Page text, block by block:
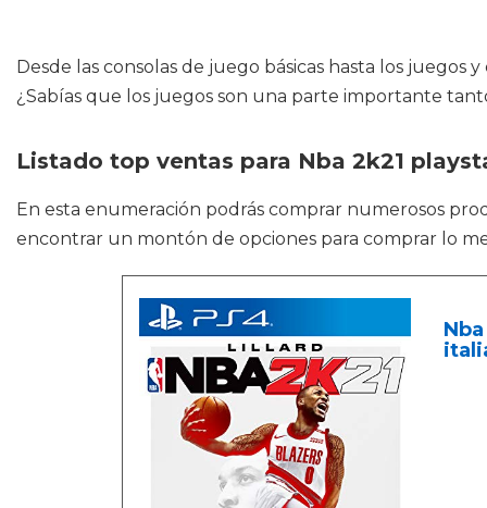
Desde las consolas de juego básicas hasta los
¿Sabías que los juegos son una parte importante
Listado top ventas para Nba 2k21
En esta enumeración podrás comprar numerosos
encontrar un montón de opciones para comprar lo